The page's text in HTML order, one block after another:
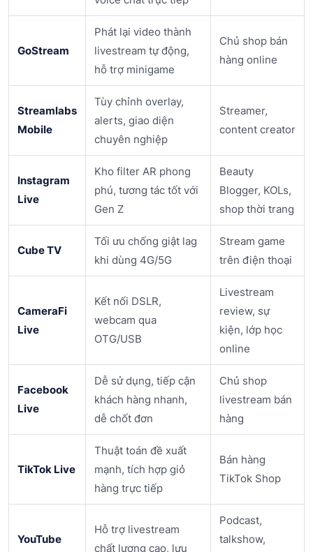
GoStream
Phát lại video thành
livestream tự động,
hỗ trợ minigame
Chủ shop bán
hàng online
Streamlabs
Mobile
Tùy chỉnh overlay,
alerts, giao diện
chuyên nghiệp
Streamer,
content creator
Instagram
Live
Kho filter AR phong
phú, tương tác tốt với
Gen Z
Beauty
Blogger, KOLs,
shop thời trang
Cube TV
Tối ưu chống giật lag
khi dùng 4G/5G
Stream game
trên điện thoại
CameraFi
Live
Kết nối DSLR,
webcam qua
OTG/USB
Livestream
review, sự
kiện, lớp học
online
Facebook
Live
Dễ sử dụng, tiếp cận
khách hàng nhanh,
dễ chốt đơn
Chủ shop
livestream bán
hàng
TikTok Live
Thuật toán đề xuất
mạnh, tích hợp giỏ
hàng trực tiếp
Bán hàng
TikTok Shop
YouTube
Hỗ trợ livestream
chất lượng cao, lưu
Podcast,
talkshow,